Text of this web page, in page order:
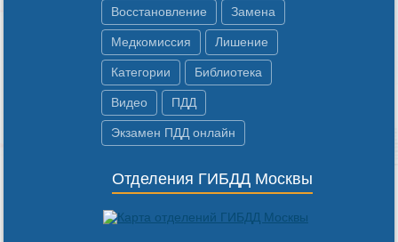
Восстановление Замена
Медкомиссия Лишение
Категории Библиотека
Видео ПДД
Экзамен ПДД онлайн
Отделения ГИБДД Москвы